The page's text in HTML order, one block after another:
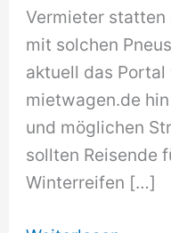
Vermieter statten
mit solchen
aktuell das
mietwagen.de
und möglichen
sollten Reisende
Winterreifen […]